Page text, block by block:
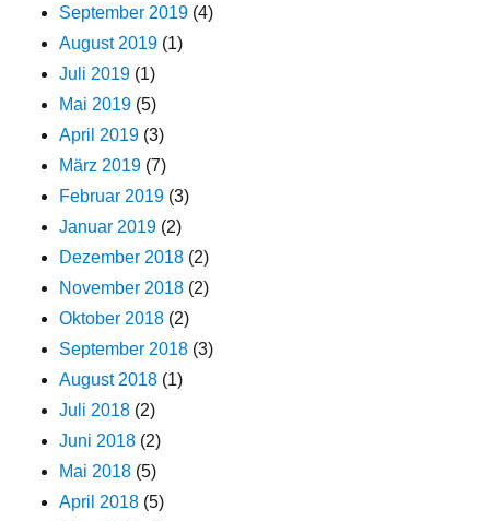
September 2019 (4)
August 2019 (1)
Juli 2019 (1)
Mai 2019 (5)
April 2019 (3)
März 2019 (7)
Februar 2019 (3)
Januar 2019 (2)
Dezember 2018 (2)
November 2018 (2)
Oktober 2018 (2)
September 2018 (3)
August 2018 (1)
Juli 2018 (2)
Juni 2018 (2)
Mai 2018 (5)
April 2018 (5)